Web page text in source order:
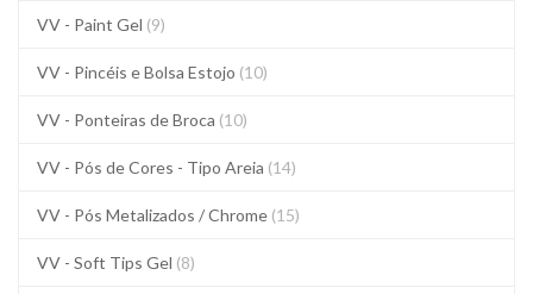
VV - Paint Gel (9)
VV - Pincéis e Bolsa Estojo (10)
VV - Ponteiras de Broca (10)
VV - Pós de Cores - Tipo Areia (14)
VV - Pós Metalizados / Chrome (15)
VV - Soft Tips Gel (8)